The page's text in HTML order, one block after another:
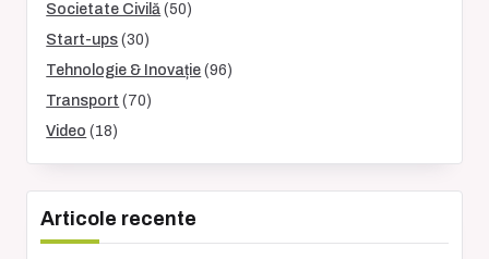
Societate Civilă (50)
Start-ups (30)
Tehnologie & Inovație (96)
Transport (70)
Video (18)
Articole recente